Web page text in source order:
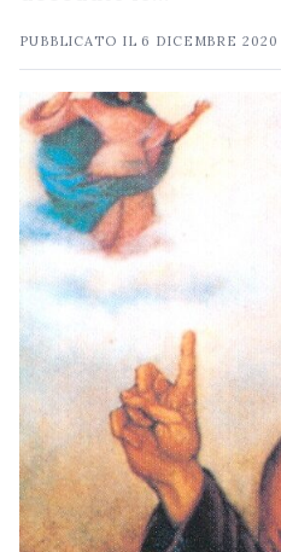
PUBBLICATO IL 6 DICEMBRE 2020